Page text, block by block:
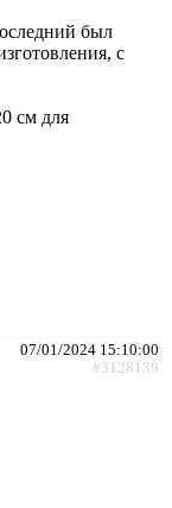
был
с
см для
07/01/2024 15:10:00
#3128139